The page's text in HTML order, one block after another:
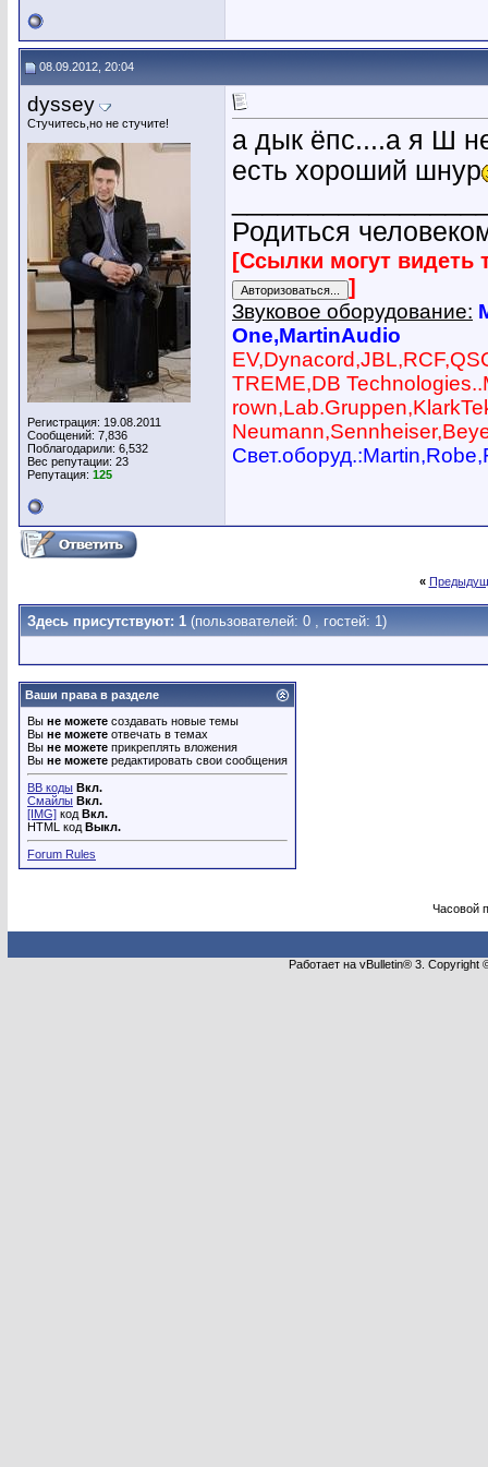
08.09.2012, 20:04
dyssey
Стучитесь,но не стучите!
Регистрация: 19.08.2011
Сообщений: 7,836
Поблагодарили: 6,532
Вес репутации: 23
Репутация: 125
а дык ёпс....а я Ш
есть хороший шнур
Родиться
[Ссылки могут видеть
]
Звуковое оборудование:
One,MartinAudio
TREME,DB
«
Здесь присутствуют: 1 (пользователей: 0 , гостей: 1)
Ваши права в разделе
Вы не можете создавать новые темы
Вы не можете отвечать в темах
Вы не можете прикреплять вложения
Вы не можете редактировать свои сообщения
BB коды Вкл.
Смайлы Вкл.
[IMG] код Вкл.
HTML код Выкл.
Forum Rules
Часовой
Работает на vBulletin® 3.